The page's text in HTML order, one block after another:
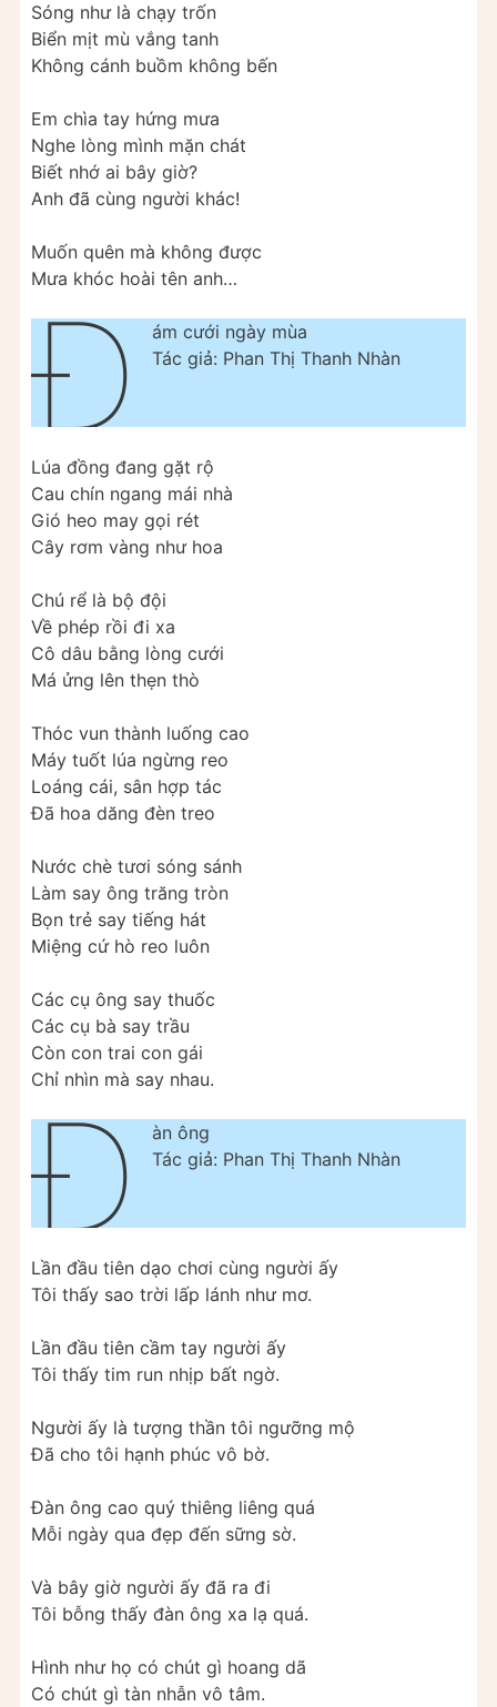
Sóng như là chạy trốn
Biển mịt mù vắng tanh
Không cánh buồm không bến
Em chìa tay hứng mưa
Nghe lòng mình mặn chát
Biết nhớ ai bây giờ?
Anh đã cùng người khác!
Muốn quên mà không được
Mưa khóc hoài tên anh…
Đ
ám cưới ngày mùa
Tác giả: Phan Thị Thanh Nhàn
Lúa đồng đang gặt rộ
Cau chín ngang mái nhà
Gió heo may gọi rét
Cây rơm vàng như hoa
Chú rể là bộ đội
Về phép rồi đi xa
Cô dâu bằng lòng cưới
Má ửng lên thẹn thò
Thóc vun thành luống cao
Máy tuốt lúa ngừng reo
Loáng cái, sân hợp tác
Ðã hoa dăng đèn treo
Nước chè tươi sóng sánh
Làm say ông trăng tròn
Bọn trẻ say tiếng hát
Miệng cứ hò reo luôn
Các cụ ông say thuốc
Các cụ bà say trầu
Còn con trai con gái
Chỉ nhìn mà say nhau.
Đ
àn ông
Tác giả: Phan Thị Thanh Nhàn
Lần đầu tiên dạo chơi cùng người ấy
Tôi thấy sao trời lấp lánh như mơ.
Lần đầu tiên cầm tay người ấy
Tôi thấy tim run nhịp bất ngờ.
Người ấy là tượng thần tôi ngưỡng mộ
Đã cho tôi hạnh phúc vô bờ.
Đàn ông cao quý thiêng liêng quá
Mỗi ngày qua đẹp đến sững sờ.
Và bây giờ người ấy đã ra đi
Tôi bỗng thấy đàn ông xa lạ quá.
Hình như họ có chút gì hoang dã
Có chút gì tàn nhẫn vô tâm.